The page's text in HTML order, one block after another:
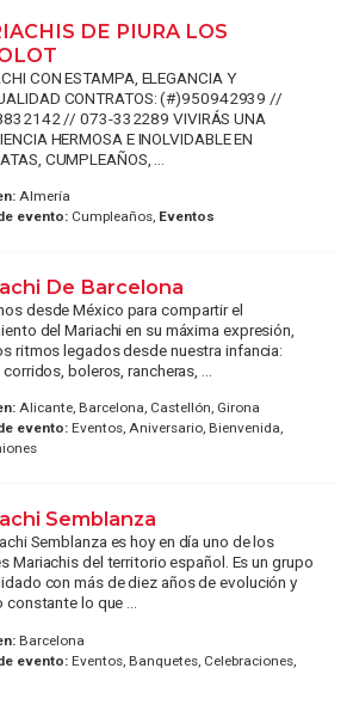
DE PIURA LOS
CON ESTAMPA, ELEGANCIA Y
CONTRATOS: (#)950942939 //
// 073-332289 VIVIRÁS UNA
HERMOSA E INOLVIDABLE EN
CUMPLEAÑOS, ...
Almería
evento:Cumpleaños, Eventos
De Barcelona
desde México para compartir el
del Mariachi en su máxima expresión,
ritmos legados desde nuestra infancia:
boleros, rancheras, ...
Alicante, Barcelona, Castellón, Girona
evento:Eventos, Aniversario, Bienvenida,
Semblanza
Semblanza es hoy en día uno de los
Mariachis del territorio español. Es un grupo
con más de diez años de evolución y
constante lo que ...
Barcelona
evento:Eventos, Banquetes, Celebraciones,